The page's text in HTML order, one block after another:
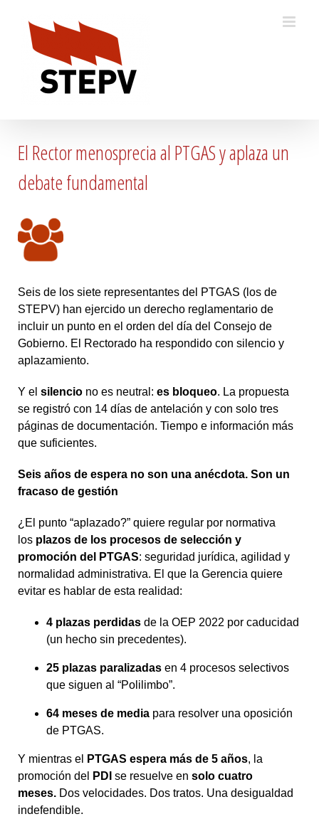
content
El Rector menosprecia al PTGAS y aplaza un
debate fundamental
Seis de los siete representantes del PTGAS (los de
STEPV) han ejercido un derecho reglamentario de
incluir un punto en el orden del día del Consejo de
Gobierno. El Rectorado ha respondido con silencio y
aplazamiento.
Y el silencio no es neutral: es bloqueo. La propuesta
se registró con 14 días de antelación y con solo tres
páginas de documentación. Tiempo e información más
que suficientes.
Seis años de espera no son una anécdota. Son un
fracaso de gestión
¿El punto “aplazado?” quiere regular por normativa
los plazos de los procesos de selección y
promoción del PTGAS: seguridad jurídica, agilidad y
normalidad administrativa. El que la Gerencia quiere
evitar es hablar de esta realidad:
4 plazas perdidas de la OEP 2022 por caducidad
(un hecho sin precedentes).
25 plazas paralizadas en 4 procesos selectivos
que siguen al “Polilimbo”.
64 meses de media para resolver una oposición
de PTGAS.
Y mientras el PTGAS espera más de 5 años, la
promoción del
PDI se resuelve en solo cuatro
meses. Dos velocidades. Dos tratos. Una desigualdad
indefendible.